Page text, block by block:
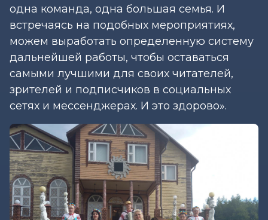
одна команда, одна большая семья. И
встречаясь на подобных мероприятиях,
можем выработать определенную систему
дальнейшей работы, чтобы оставаться
самыми лучшими для своих читателей,
зрителей и подписчиков в социальных
сетях и мессенджерах. И это здорово».